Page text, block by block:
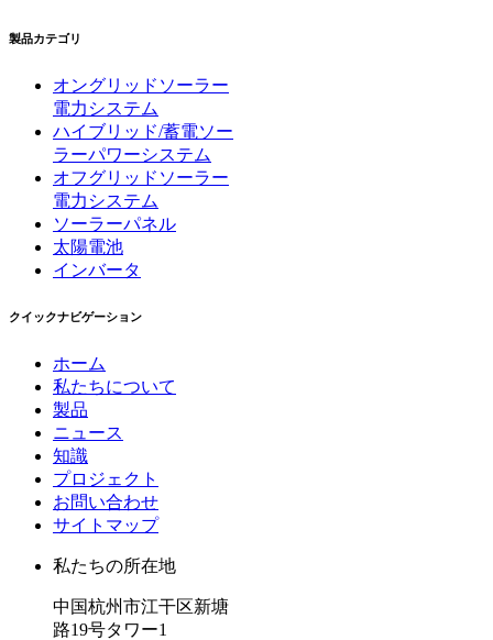
製品カテゴリ
オングリッドソーラー
電力システム
ハイブリッド/蓄電ソー
ラーパワーシステム
オフグリッドソーラー
電力システム
ソーラーパネル
太陽電池
インバータ
クイックナビゲーション
ホーム
私たちについて
製品
ニュース
知識
プロジェクト
お問い合わせ
サイトマップ
私たちの所在地
中国杭州市江干区新塘
路19号タワー1